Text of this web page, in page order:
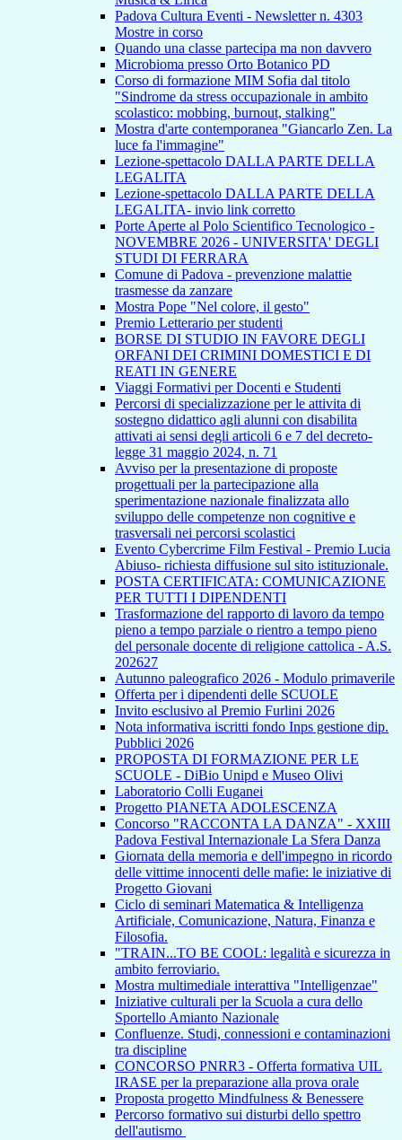
Padova Cultura Eventi - Newsletter n. 4303
Mostre in corso
Quando una classe partecipa ma non davvero
Microbioma presso Orto Botanico PD
Corso di formazione MIM Sofia dal titolo
"Sindrome da stress occupazionale in ambito
scolastico: mobbing, burnout, stalking"
Mostra d'arte contemporanea "Giancarlo Zen. La
luce fa l'immagine"
Lezione-spettacolo DALLA PARTE DELLA
LEGALITA
Lezione-spettacolo DALLA PARTE DELLA
LEGALITA- invio link corretto
Porte Aperte al Polo Scientifico Tecnologico -
NOVEMBRE 2026 - UNIVERSITA' DEGLI
STUDI DI FERRARA
Comune di Padova - prevenzione malattie
trasmesse da zanzare
Mostra Pope "Nel colore, il gesto"
Premio Letterario per studenti
BORSE DI STUDIO IN FAVORE DEGLI
ORFANI DEI CRIMINI DOMESTICI E DI
REATI IN GENERE
Viaggi Formativi per Docenti e Studenti
Percorsi di specializzazione per le attivita di
sostegno didattico agli alunni con disabilita
attivati ai sensi degli articoli 6 e 7 del decreto-
legge 31 maggio 2024, n. 71
Avviso per la presentazione di proposte
progettuali per la partecipazione alla
sperimentazione nazionale finalizzata allo
sviluppo delle competenze non cognitive e
trasversali nei percorsi scolastici
Evento Cybercrime Film Festival - Premio Lucia
Abiuso- richiesta diffusione sul sito istituzionale.
POSTA CERTIFICATA: COMUNICAZIONE
PER TUTTI I DIPENDENTI
Trasformazione del rapporto di lavoro da tempo
pieno a tempo parziale o rientro a tempo pieno
del personale docente di religione cattolica - A.S.
202627
Autunno paleografico 2026 - Modulo primaverile
Offerta per i dipendenti delle SCUOLE
Invito esclusivo al Premio Furlini 2026
Nota informativa iscritti fondo Inps gestione dip.
Pubblici 2026
PROPOSTA DI FORMAZIONE PER LE
SCUOLE - DiBio Unipd e Museo Olivi
Laboratorio Colli Euganei
Progetto PIANETA ADOLESCENZA
Concorso "RACCONTA LA DANZA" - XXIII
Padova Festival Internazionale La Sfera Danza
Giornata della memoria e dell'impegno in ricordo
delle vittime innocenti delle mafie: le iniziative di
Progetto Giovani
Ciclo di seminari Matematica & Intelligenza
Artificiale, Comunicazione, Natura, Finanza e
Filosofia.
"TRAIN...TO BE COOL: legalità e sicurezza in
ambito ferroviario.
Mostra multimediale interattiva "Intelligenzae"
Iniziative culturali per la Scuola a cura dello
Sportello Amianto Nazionale
Confluenze. Studi, connessioni e contaminazioni
tra discipline
CONCORSO PNRR3 - Offerta formativa UIL
IRASE per la preparazione alla prova orale
Proposta progetto Mindfulness & Benessere
Percorso formativo sui disturbi dello spettro
dell'autismo